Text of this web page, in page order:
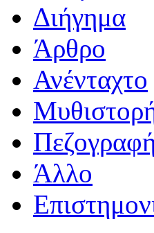
Διήγημα
Άρθρο
Ανένταχτο
Άλλο